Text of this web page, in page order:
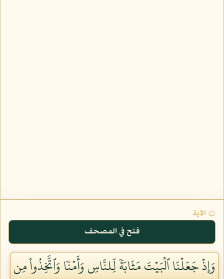
۞ الآية
فتح في المصحف
وَإِذۡ جَعَلۡنَا ٱلۡبَيۡتَ مَثَابَةٗ لِّلنَّاسِ وَأَمۡنٗا وَٱتَّخِذُواْ مِن